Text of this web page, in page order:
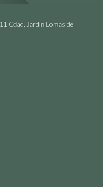
Cdad. Jardin Lomas de